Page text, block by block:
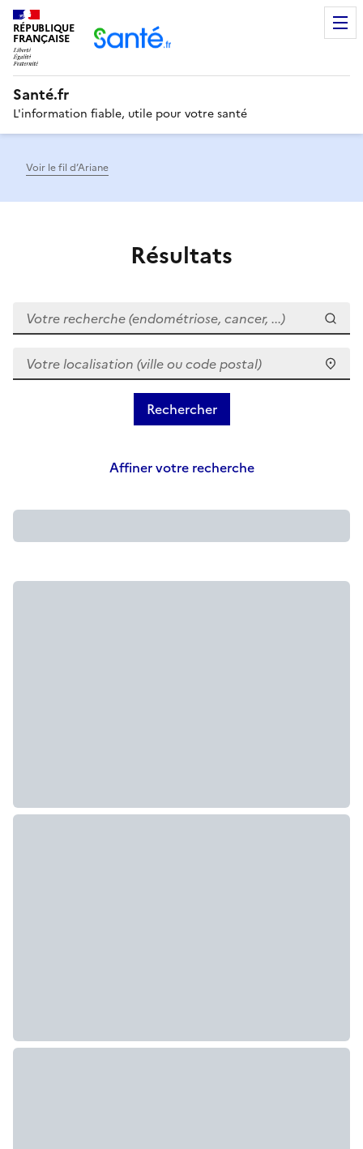
RÉPUBLIQUE
FRANÇAISE
Santé.fr
L'information fiable, utile pour votre santé
Voir le fil d’Ariane
Résultats
Votre recherche (endométriose, cancer, ...)
Votre localisation (ville ou code postal)
Affiner votre recherche